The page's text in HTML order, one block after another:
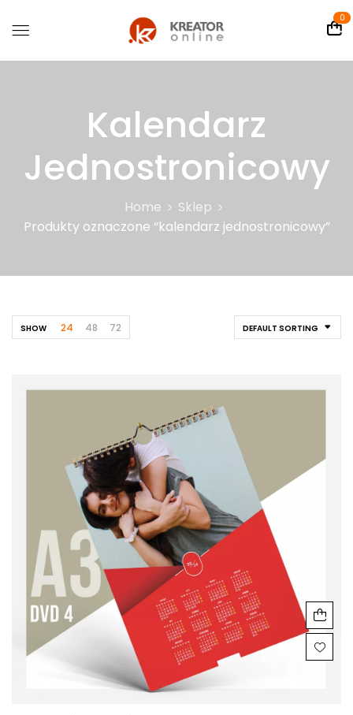
0
Kalendarz
Jednostronicowy
Home
Sklep
Produkty oznaczone “kalendarz jednostronicowy”
DEFAULT SORTING
SHOW 24 48 72